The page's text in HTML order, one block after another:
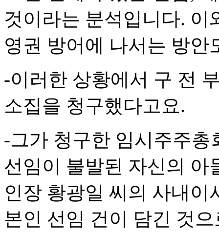
것이라는 분석입니다. 이
영권 방어에 나서는 방안
-이러한 상황에서 구 전
소집을 청구했다고요.
-그가 청구한 임시주주
선임이 불발된 자신의 아
인장 황광일 씨의 사내
본인 선임 건이 담긴 것